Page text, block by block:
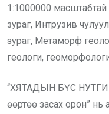
1:1000000 масштабтай
зураг, Интрузив
зураг, Метаморф
геологи,
“ХЯТАДЫН БҮС
өөртөө засах орон” нь